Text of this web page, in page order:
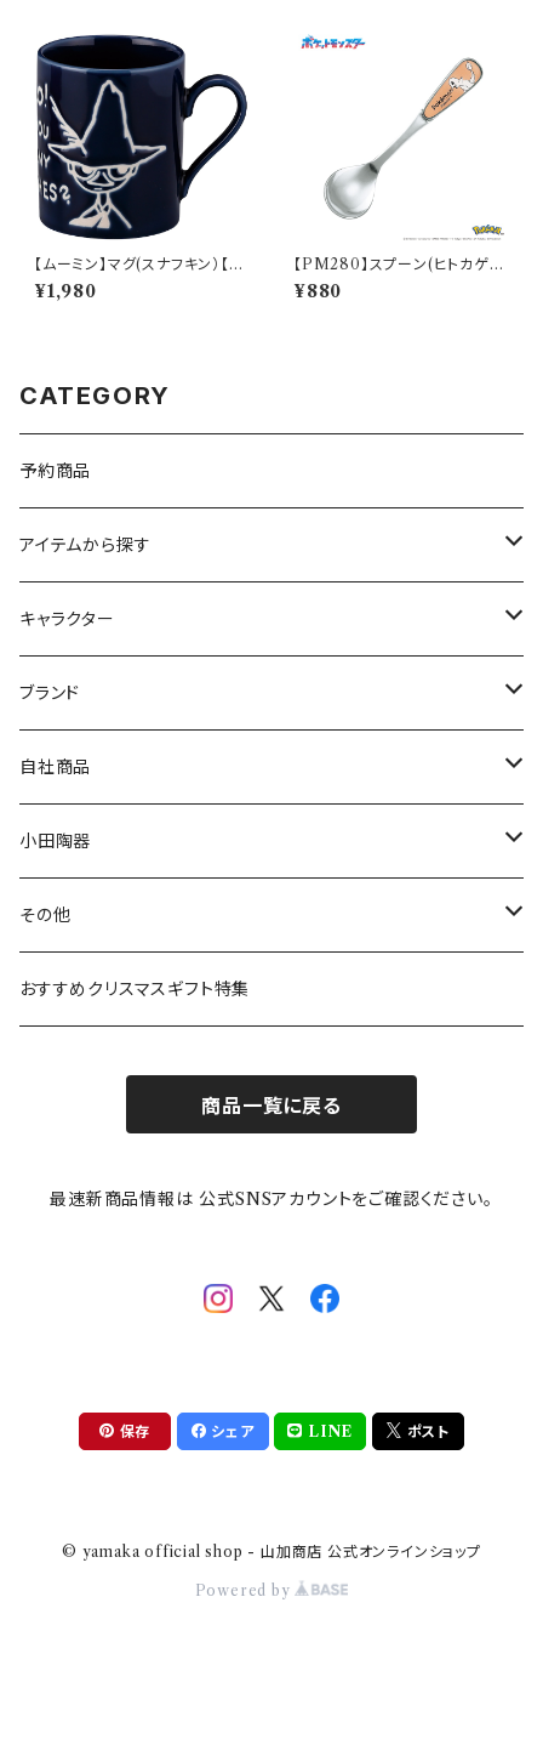
【ムーミン】マグ(スナフキン）【M
M9000】MM9003-11
¥1,980
【PM280】スプーン(ヒトカゲ)
【Daily Sketch】PM282-850
¥880
CATEGORY
予約商品
アイテムから探す
九谷焼
マグ＆カップ
プレート
ボウル
ガラスウェア
カトラリー
キャラクター
ムーミン
80th記念アイテム
リトルミイの日記念アイテム
MOOMIN ANIMATION
スヌーピー
ピーターラビット
ポケットモンスター
mofusand（モフサンド）
mofsand×日比谷花壇
ちびまる子ちゃんandクレヨンしんちゃん
ブランド
LA AMYS(エミーズ)
LISA LARSON(リサラーソン)
LAURA ASHLEY(ローラ アシュレイ)
Finlayson(フィンレイソン)
HANAE MORI(ハナエモリ)
THE BEATLES(ザ・ビートルズ)
【山加商店×yaeko】migratory bird
自社商品
ねこ企画
Cecera(セセラ)
CELEC(セレック)
隅切り重箱
HAPPY DINING(ハッピーダイニング)
小田陶器
さざなみ
吉祥
メイメイウェア
SoSo(ソソ）
その他
リサイクル食器
おすすめクリスマスギフト特集
商品一覧に戻る
最速新商品情報は 公式SNSアカウントをご確認ください。
保存 シェア LINE ポスト
© yamaka official shop - 山加商店 公式オンラインショップ
Powered by